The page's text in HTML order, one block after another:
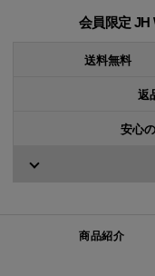
会員限定 JH
送料無料
返
安心
商品紹介